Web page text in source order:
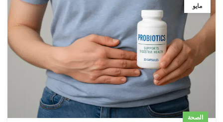
مايو
الصحة